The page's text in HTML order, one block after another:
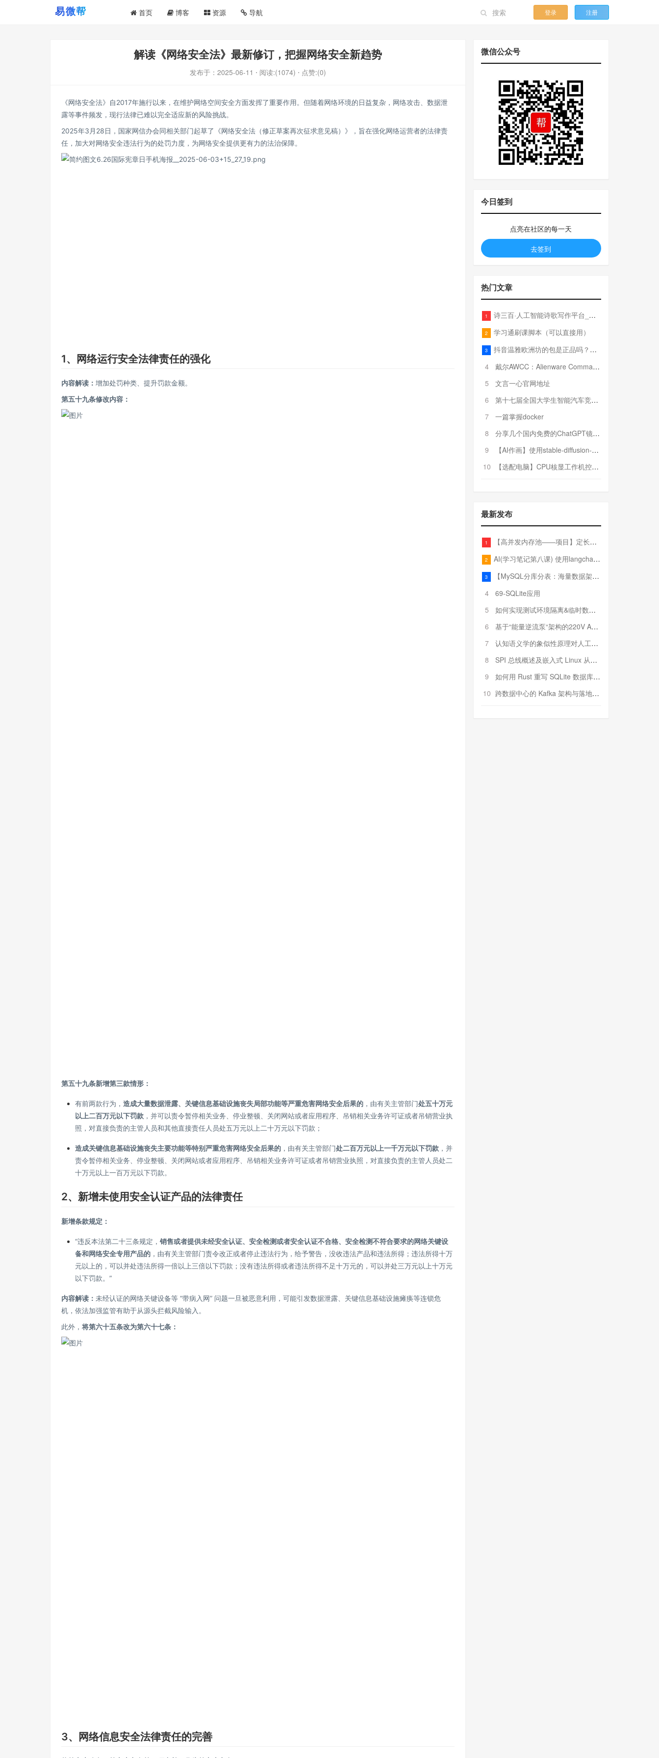
首页 博客 资源 导航 登录 注册
解读《网络安全法》最新修订，把握网络安全新趋势
发布于： 2025-06-11 ⋅ 阅读:(1074) ⋅ 点赞:(0)
《网络安全法》自2017年施行以来，在维护网络空间安全方面发挥了重要作用。但随着网络环境的日益复杂，网络攻击、数据泄
露等事件频发，现行法律已难以完全适应新的风险挑战。
2025年3月28日，国家网信办会同相关部门起草了《网络安全法（修正草案再次征求意见稿）》，旨在强化网络运营者的法律责
任，加大对网络安全违法行为的处罚力度，为网络安全提供更有力的法治保障。
1、网络运行安全法律责任的强化
内容解读： 增加处罚种类、提升罚款金额。
第五十九条修改内容：
第五十九条新增第三款情形：
有前两款行为， 造成大量数据泄露、关键信息基础设施丧失局部功能等严重危害网络安全后果的 ，由有关主管部门处五十万元
以上二百万元以下罚款 ，并可以责令暂停相关业务、停业整顿、关闭网站或者应用程序、吊销相关业务许可证或者吊销营业执
照，对直接负责的主管人员和其他直接责任人员处五万元以上二十万元以下罚款；
造成关键信息基础设施丧失主要功能等特别严重危害网络安全后果的 ，由有关主管部门处二百万元以上一千万元以下罚款 ，并
责令暂停相关业务、停业整顿、关闭网站或者应用程序、吊销相关业务许可证或者吊销营业执照，对直接负责的主管人员处二
十万元以上一百万元以下罚款。
2、新增未使用安全认证产品的法律责任
新增条款规定：
“违反本法第二十三条规定， 销售或者提供未经安全认证、安全检测或者安全认证不合格、安全检测不符合要求的网络关键设
备和网络安全专用产品的 ，由有关主管部门责令改正或者停止违法行为，给予警告，没收违法产品和违法所得；违法所得十万
元以上的，可以并处违法所得一倍以上三倍以下罚款；没有违法所得或者违法所得不足十万元的，可以并处三万元以上十万元
以下罚款。”
内容解读： 未经认证的网络关键设备等 “带病入网” 问题一旦被恶意利用，可能引发数据泄露、关键信息基础设施瘫痪等连锁危
机，依法加强监管有助于从源头拦截风险输入。
此外， 将第六十五条改为第六十七条：
3、网络信息安全法律责任的完善
微信公众号
今日签到
点亮在社区的每一天
去签到
热门文章
1 诗三百·人工智能诗歌写作平台_在线作诗机_藏头诗生成器_电脑对联_姓名作诗
2 学习通刷课脚本（可以直接用）
3
抖音温雅欧洲坊的包是正品吗？温雅卖的包为啥那么便宜？
4
戴尔AWCC：Alienware Command Center 故障排除方法，里面附有超全详解呦，快来快来，欢迎观看~
5
文言一心官网地址
6
第十七届全国大学生智能汽车竞赛全国总决赛参赛队伍奖项公告
7
一篇掌握docker
8
分享几个国内免费的ChatGPT镜像网址(亲测有效-4月25日更新)
9
【AI作画】使用stable-diffusion-webui搭建AI作画平台
10
【选配电脑】CPU核显工作机控制预算5000
最新发布
1 【高并发内存池——项目】定长内存池——开胃小菜
2 AI(学习笔记第八课) 使用langchain的embedding models
3
【MySQL分库分表：海量数据架构的终极解决方案】
4
69-SQLite应用
5
如何实现测试环境隔离&临时数据库（pytest+SQLite）
6
基于“能量逆流泵“架构的220V AC至20V DC 300W高效电源设计
7
认知语义学的象似性原理对人工智能自然语言处理深层语义分析的影响与启示
8
SPI 总线概述及嵌入式 Linux 从属 SPI 设备驱动程序开发（第二部分，实践）
9
如何用 Rust 重写 SQLite 数据库（二）:是否有市场空间？
10 跨数据中心的 Kafka 架构与落地实战